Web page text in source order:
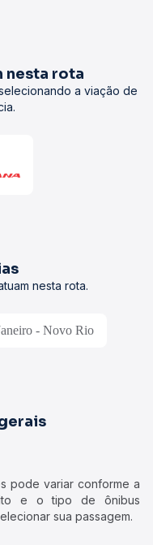
nesta rota
a viação de
nesta rota.
- Novo Rio
pode variar conforme a
e o tipo de ônibus
sua passagem.